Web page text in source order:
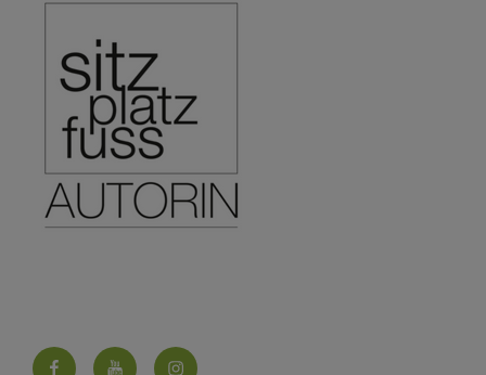
FacebookYouTubeInstagram